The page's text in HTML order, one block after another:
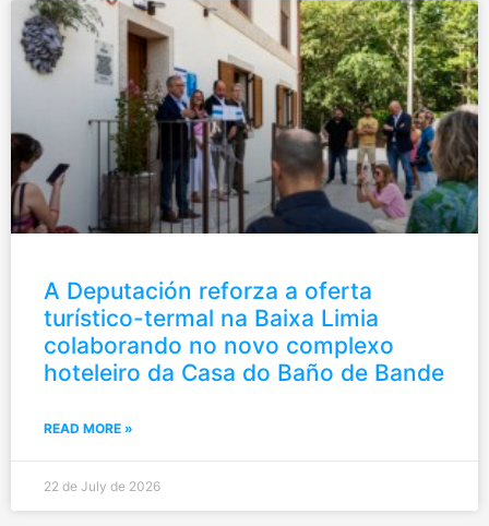
A Deputación reforza a oferta
turístico-termal na Baixa Limia
colaborando no novo complexo
hoteleiro da Casa do Baño de Bande
READ MORE »
22 de July de 2026